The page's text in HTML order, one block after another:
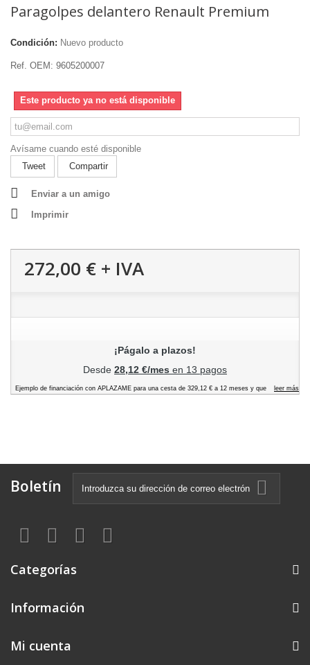
Paragolpes delantero Renault Premium
Condición: Nuevo producto
Ref. OEM: 9605200007
Este producto ya no está disponible
Avísame cuando esté disponible
Tweet
Compartir
Enviar a un amigo
Imprimir
272,00 € + IVA
Boletín
Categorías
Información
Mi cuenta